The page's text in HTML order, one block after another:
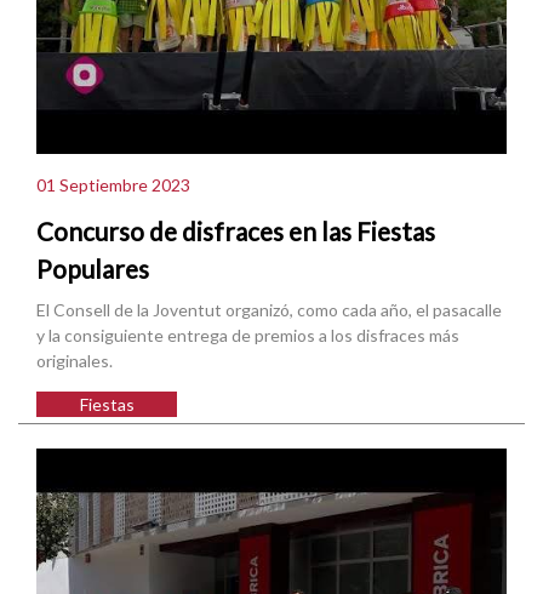
01 Septiembre 2023
Concurso de disfraces en las Fiestas
Populares
El Consell de la Joventut organizó, como cada año, el pasacalle
y la consiguiente entrega de premios a los disfraces más
originales.
Fiestas